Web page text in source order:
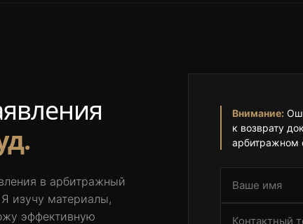
в арбитражный
изучу материалы,
эффективную
Внимание:
к возврату
арбитражном